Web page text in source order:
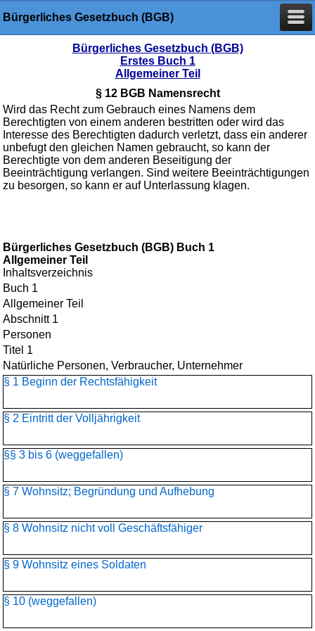
Bürgerliches Gesetzbuch (BGB)
Bürgerliches Gesetzbuch (BGB)
Erstes Buch 1
Allgemeiner Teil
§ 12 BGB Namensrecht
Wird das Recht zum Gebrauch eines Namens dem
Berechtigten von einem anderen bestritten oder wird das
Interesse des Berechtigten dadurch verletzt, dass ein anderer
unbefugt den gleichen Namen gebraucht, so kann der
Berechtigte von dem anderen Beseitigung der
Beeinträchtigung verlangen. Sind weitere Beeinträchtigungen
zu besorgen, so kann er auf Unterlassung klagen.
Bürgerliches Gesetzbuch (BGB) Buch 1
Allgemeiner Teil
Inhaltsverzeichnis
Buch 1
Allgemeiner Teil
Abschnitt 1
Personen
Titel 1
Natürliche Personen, Verbraucher, Unternehmer
§ 1 Beginn der Rechtsfähigkeit
§ 2 Eintritt der Volljährigkeit
§§ 3 bis 6 (weggefallen)
§ 7 Wohnsitz; Begründung und Aufhebung
§ 8 Wohnsitz nicht voll Geschäftsfähiger
§ 9 Wohnsitz eines Soldaten
§ 10 (weggefallen)